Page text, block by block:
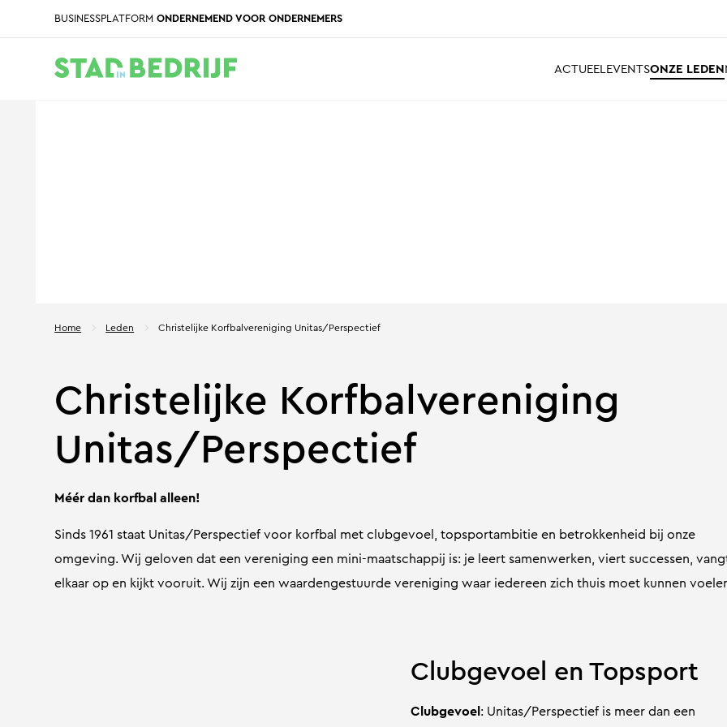
BUSINESSPLATFORMONDERNEMEND VOOR ONDERNEMERS
ACTUEELEVENTSONZE LEDEN
Home Leden Christelijke Korfbalvereniging Unitas/Perspectief
Christelijke Korfbalvereniging
Unitas/Perspectief
Méér dan korfbal alleen!
Sinds 1961 staat Unitas/Perspectief voor korfbal met clubgevoel, topsportambitie en betrokkenheid bij onze
omgeving. Wij geloven dat een vereniging een mini-maatschappij is: je leert samenwerken, viert successen,
elkaar op en kijkt vooruit. Wij zijn een waardengestuurde vereniging waar iedereen zich thuis moet kunnen
Clubgevoel en Topsport
Clubgevoel: Unitas/Perspectief is meer dan een